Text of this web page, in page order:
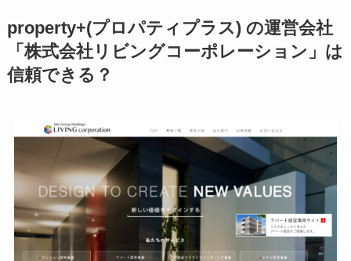
property+(プロパティプラス) の運営会社
「株式会社リビングコーポレーション」は
信頼できる？